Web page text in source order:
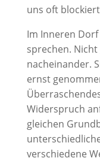
uns oft
Im Inneren
sprechen.
nacheinander.
ernst
Widerspruch
gleichen
verschiedene